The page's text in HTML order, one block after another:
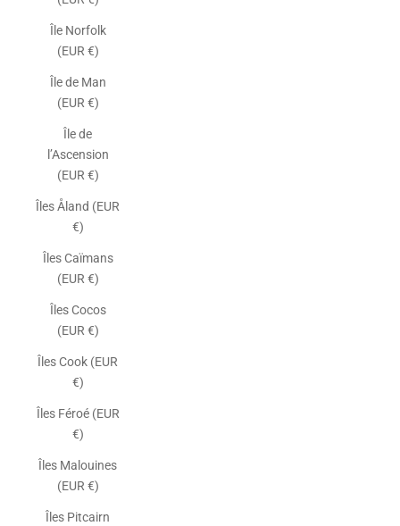
Île Norfolk
(EUR €)
Île de Man
(EUR €)
Île de
l’Ascension
(EUR €)
Îles Åland (EUR
€)
Îles Caïmans
(EUR €)
Îles Cocos
(EUR €)
Îles Cook (EUR
€)
Îles Féroé (EUR
€)
Îles Malouines
(EUR €)
Îles Pitcairn